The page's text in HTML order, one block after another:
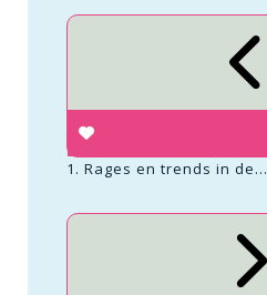
1. Rages en trends in de...